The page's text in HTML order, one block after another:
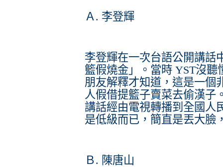
Ａ. 李登輝
李登輝在一次台語公開講話
籃假燒金」。當時 YST沒
朋友解釋才知道，這是一個
人假借提籃子賣菜去偷漢子
講話經由電視轉播到全國人
是低級而已，簡直是丟大臉
Ｂ. 陳唐山